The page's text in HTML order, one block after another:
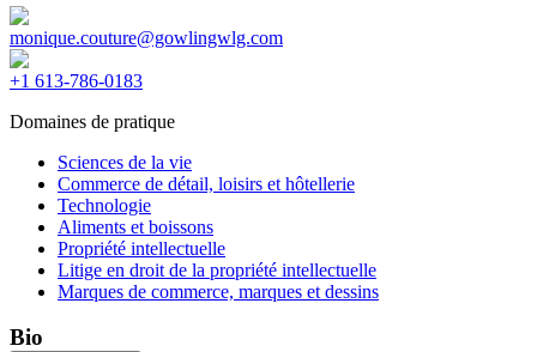
monique.couture@gowlingwlg.com
+1 613-786-0183
Domaines de pratique
Sciences de la vie
Commerce de détail, loisirs et hôtellerie
Technologie
Aliments et boissons
Propriété intellectuelle
Litige en droit de la propriété intellectuelle
Marques de commerce, marques et dessins
Bio